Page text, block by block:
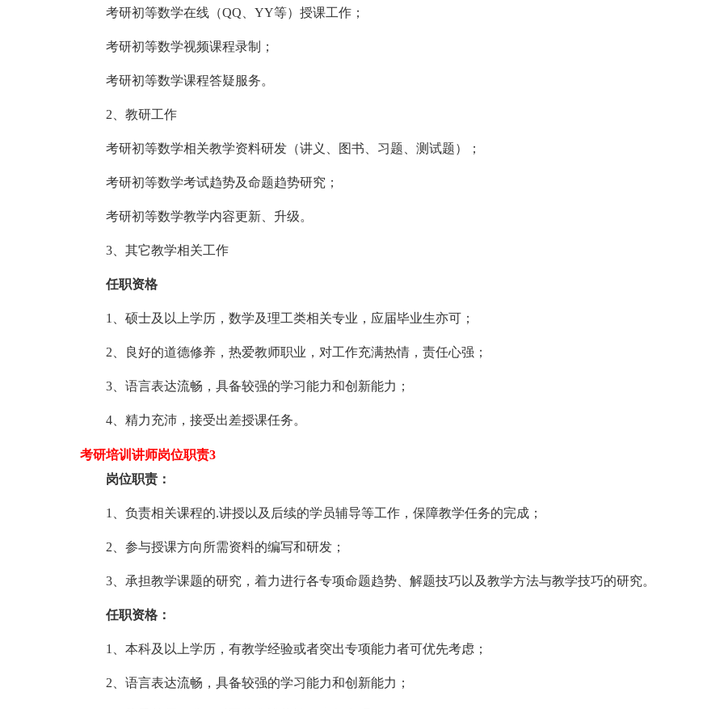
考研初等数学在线（QQ、YY等）授课工作；
考研初等数学视频课程录制；
考研初等数学课程答疑服务。
2、教研工作
考研初等数学相关教学资料研发（讲义、图书、习题、测试题）；
考研初等数学考试趋势及命题趋势研究；
考研初等数学教学内容更新、升级。
3、其它教学相关工作
任职资格
1、硕士及以上学历，数学及理工类相关专业，应届毕业生亦可；
2、良好的道德修养，热爱教师职业，对工作充满热情，责任心强；
3、语言表达流畅，具备较强的学习能力和创新能力；
4、精力充沛，接受出差授课任务。
考研培训讲师岗位职责3
岗位职责：
1、负责相关课程的.讲授以及后续的学员辅导等工作，保障教学任务的完成；
2、参与授课方向所需资料的编写和研发；
3、承担教学课题的研究，着力进行各专项命题趋势、解题技巧以及教学方法与教学技巧的研究。
任职资格：
1、本科及以上学历，有教学经验或者突出专项能力者可优先考虑；
2、语言表达流畅，具备较强的学习能力和创新能力；